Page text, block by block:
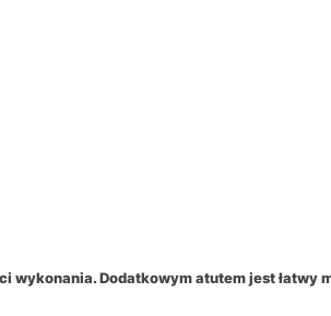
wykonania. Dodatkowym atutem jest łatwy